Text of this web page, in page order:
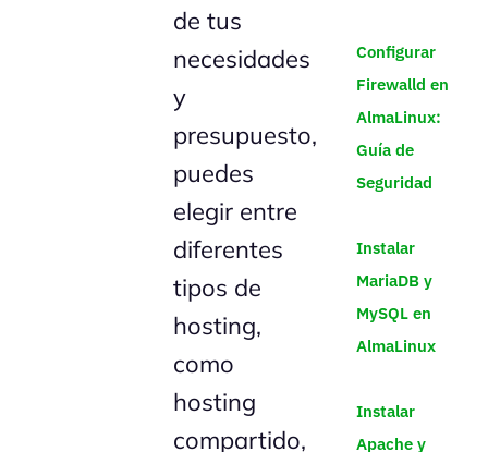
de tus
necesidades
y
presupuesto,
puedes
elegir entre
diferentes
tipos de
hosting,
como
hosting
compartido,
Configurar
Firewalld en
AlmaLinux:
Guía de
Seguridad
Instalar
MariaDB y
MySQL en
AlmaLinux
Instalar
Apache y